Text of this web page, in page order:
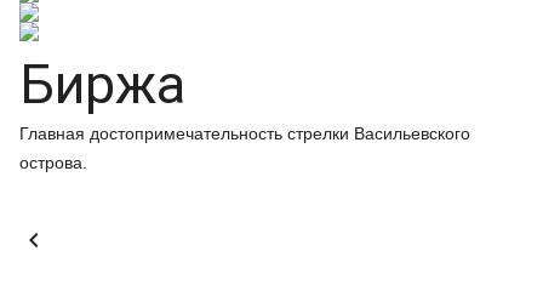
Биржа
Главная достопримечательность стрелки Васильевского
острова.
